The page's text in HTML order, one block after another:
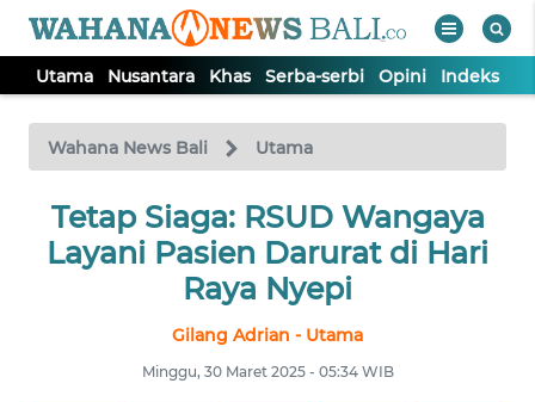
Utama Nusantara Khas Serba-serbi Opini Indeks
Wahana News Bali Utama
Tetap Siaga: RSUD Wangaya
Layani Pasien Darurat di Hari
Raya Nyepi
Gilang Adrian - Utama
Minggu, 30 Maret 2025 - 05:34 WIB
TV
Tutup
UTAMA